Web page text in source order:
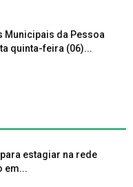
Municipais da Pessoa
quinta-feira (06)...
estagiar na rede
em...